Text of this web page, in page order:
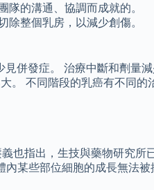
的溝通、協調而成就的。
整個乳房，以減少創傷。
併發症。 治療中斷和劑量
。 不同階段的乳癌有不同的
也指出，生技與藥物研究所
某些部位細胞的成長無法被